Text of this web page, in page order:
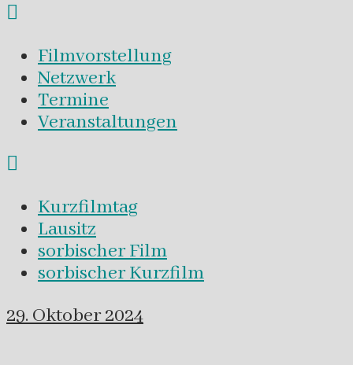
Filmvorstellung
Netzwerk
Termine
Veranstaltungen
Kurzfilmtag
Lausitz
sorbischer Film
sorbischer Kurzfilm
29. Oktober 2024